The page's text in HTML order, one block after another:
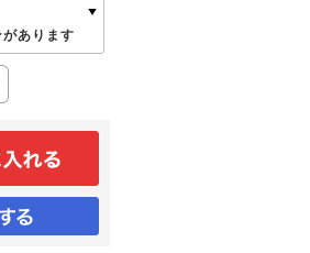
あります